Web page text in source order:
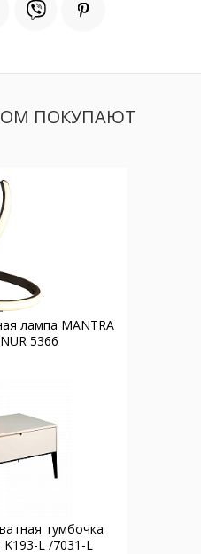
ПОКУПАЮТ
лампа MANTRA
NUR 5366
тумбочка
K193-L /7031-L